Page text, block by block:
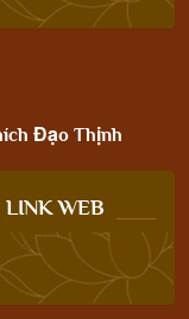
Đạo Thịnh
WEB